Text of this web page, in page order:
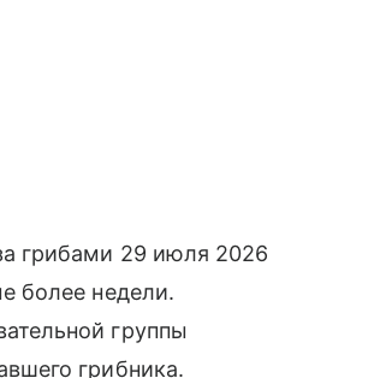
грибами 29 июля 2026
более недели.
группы
грибника.